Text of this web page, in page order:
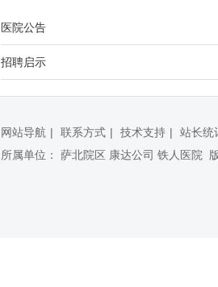
医院公告
招聘启示
网站导航 联系方式 技术支持 站长统
所属单位： 萨北院区 康达公司 铁人医院